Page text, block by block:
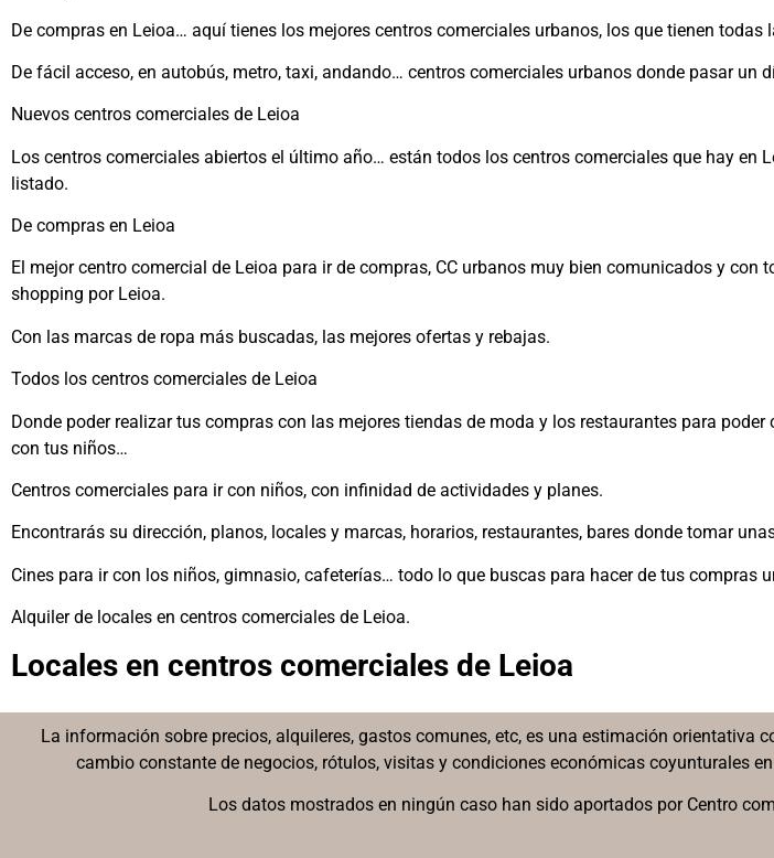
De compras en Leioa… aquí tienes los mejores centros comerciales urbanos, los que tienen
De fácil acceso, en autobús, metro, taxi, andando… centros comerciales urbanos donde pasar un
Nuevos centros comerciales de Leioa
Los centros comerciales abiertos el último año… están todos los centros comerciales que hay en
listado.
De compras en Leioa
El mejor centro comercial de Leioa para ir de compras, CC urbanos muy bien comunicados y
shopping por Leioa.
Con las marcas de ropa más buscadas, las mejores ofertas y rebajas.
Todos los centros comerciales de Leioa
Donde poder realizar tus compras con las mejores tiendas de moda y los restaurantes para
con tus niños…
Centros comerciales para ir con niños, con infinidad de actividades y planes.
Encontrarás su dirección, planos, locales y marcas, horarios, restaurantes, bares donde tomar
Cines para ir con los niños, gimnasio, cafeterías… todo lo que buscas para hacer de tus compras
Alquiler de locales en centros comerciales de Leioa.
Locales en centros comerciales de Leioa
La información sobre precios, alquileres, gastos comunes, etc, es una estimación orientativa
cambio constante de negocios, rótulos, visitas y condiciones económicas coyunturales
Los datos mostrados en ningún caso han sido aportados por Centro